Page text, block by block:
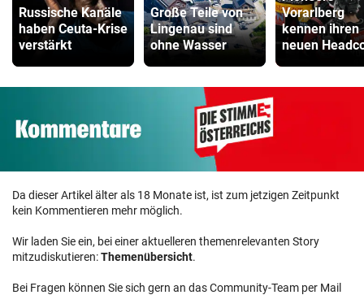
Russische Kanäle
haben Ceuta-Krise
verstärkt
Große Teile von
Lingenau sind
ohne Wasser
Vorarlberg
kennen ihren
neuen
Da dieser Artikel älter als 18 Monate ist, ist zum jetzigen Zeitpunkt
kein Kommentieren mehr möglich.
Wir laden Sie ein, bei einer aktuelleren themenrelevanten Story
mitzudiskutieren:Themenübersicht.
Bei Fragen können Sie sich gern an das Community-Team per Mail